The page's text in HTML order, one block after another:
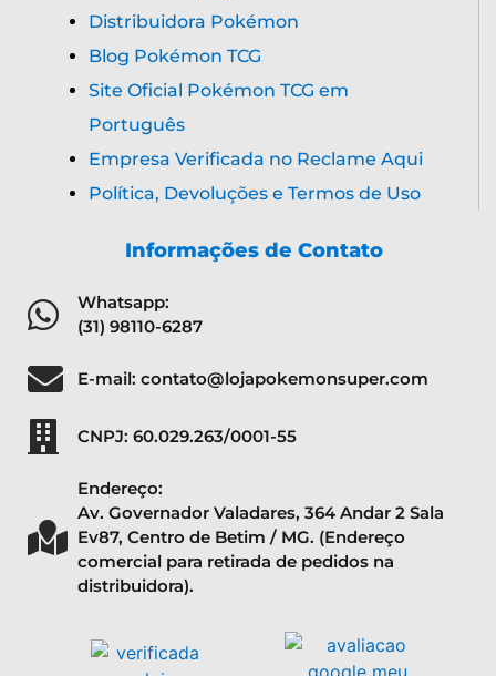
Distribuidora Pokémon
Blog Pokémon TCG
Site Oficial Pokémon TCG em
Português
Empresa Verificada no Reclame Aqui
Política, Devoluções e Termos de Uso
Informações de Contato
Whatsapp:
(31) 98110-6287
E-mail: contato@lojapokemonsuper.com
CNPJ: 60.029.263/0001-55
Endereço:
Av. Governador Valadares, 364 Andar 2 Sala
Ev87, Centro de Betim / MG. (Endereço
comercial para retirada de pedidos na
distribuidora).